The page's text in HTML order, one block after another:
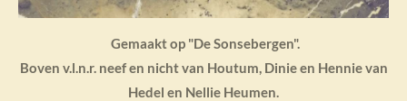
Gemaakt op "De Sonsebergen".
Boven v.l.n.r. neef en nicht van Houtum, Dinie en Hennie van
Hedel en Nellie Heumen.